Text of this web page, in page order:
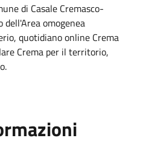
di Casale Cremasco-
dell'Area omogenea
quotidiano online Crema
Crema per il territorio,